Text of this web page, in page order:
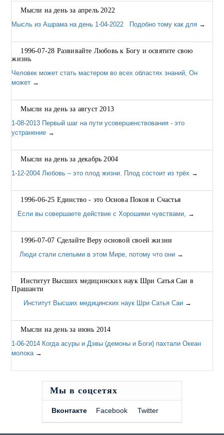
Мысли на день за апрель 2022
Мысль из Ашрама на день 1-04-2022 Подобно тому как для →
1996-07-28 Развивайте Любовь к Богу и освятите свою
жизнь
Человек может стать мастером во всех областях знаний, Он
может →
Мысли на день за август 2013
1-08-2013 Первый шаг на пути усовершенствования - это
устранение →
Мысли на день за декабрь 2004
1-12-2004 Любовь – это плод жизни. Плод состоит из трёх →
1996-06-25 Единство - это Основа Покоя и Счастья
Если вы совершаете действие с Хорошими чувствами, →
1996-07-07 Сделайте Веру основой своей жизни
Люди стали слепыми в этом Мире, потому что они →
Институт Высших медицинских наук Шри Сатья Саи в
Прашанти
Институт Высших медицинских наук Шри Сатья Саи →
Мысли на день за июнь 2014
1-06-2014 Когда асуры и Дэвы (демоны и Боги) пахтали Океан
молока→
Мы в соцсетях
Вконтакте Facebook Twitter